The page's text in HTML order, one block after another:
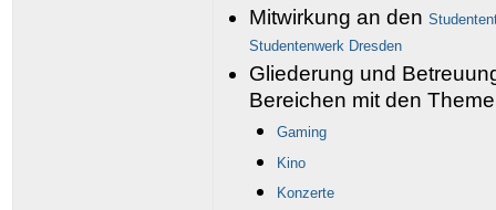
Mitwirkung an den
Studentenwerk Dresden
Gliederung und
Bereichen mit den
Gaming
Kino
Konzerte